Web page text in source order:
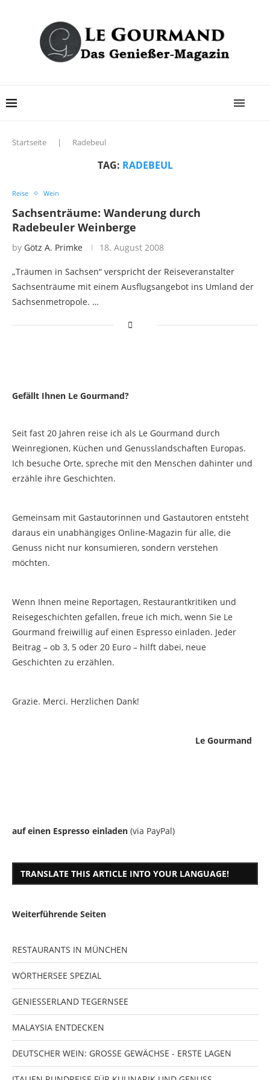
Startseite | Radebeul
TAG: RADEBEUL
Reise Wein
Sachsenträume: Wanderung durch
Radebeuler Weinberge
by Götz A. Primke 18. August 2008
„Träumen in Sachsen“ verspricht der Reiseveranstalter
Sachsenträume mit einem Ausflugsangebot ins Umland der
Sachsenmetropole. …
Gefällt Ihnen Le Gourmand?
Seit fast 20 Jahren reise ich als Le Gourmand durch
Weinregionen, Küchen und Genusslandschaften Europas.
Ich besuche Orte, spreche mit den Menschen dahinter und
erzähle ihre Geschichten.
Gemeinsam mit Gastautorinnen und Gastautoren entsteht
daraus ein unabhängiges Online-Magazin für alle, die
Genuss nicht nur konsumieren, sondern verstehen
möchten.
Wenn Ihnen meine Reportagen, Restaurantkritiken und
Reisegeschichten gefallen, freue ich mich, wenn Sie Le
Gourmand freiwillig auf einen Espresso einladen. Jeder
Beitrag – ob 3, 5 oder 20 Euro – hilft dabei, neue
Geschichten zu erzählen.
Grazie. Merci. Herzlichen Dank!
Le Gourmand
auf einen Espresso einladen (via PayPal)
TRANSLATE THIS ARTICLE INTO YOUR LANGUAGE!
Weiterführende Seiten
RESTAURANTS IN MÜNCHEN
WÖRTHERSEE SPEZIAL
GENIESSERLAND TEGERNSEE
MALAYSIA ENTDECKEN
DEUTSCHER WEIN: GROSSE GEWÄCHSE - ERSTE LAGEN